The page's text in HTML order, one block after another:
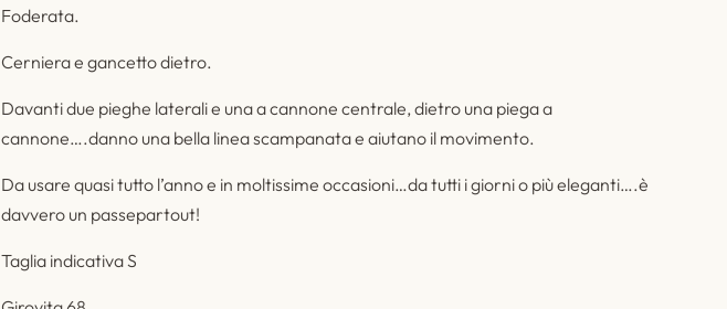
Foderata.
Cerniera e gancetto dietro.
Davanti due pieghe laterali e una a cannone centrale, dietro una piega a
cannone….danno una bella linea scampanata e aiutano il movimento.
Da usare quasi tutto l’anno e in moltissime occasioni…da tutti i giorni o più eleganti….è
davvero un passepartout!
Taglia indicativa S